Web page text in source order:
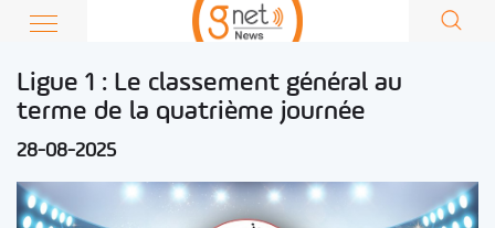
Ligue 1 : Le classement général au
terme de la quatrième journée
28-08-2025